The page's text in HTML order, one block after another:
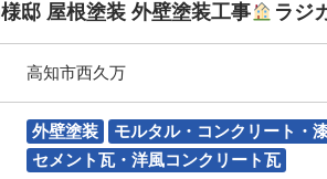
邸 屋根塗装 外壁塗装工事 ラジ
高知市西久万
外壁塗装
モルタル・コンクリート・
セメント瓦・洋風コンクリート瓦